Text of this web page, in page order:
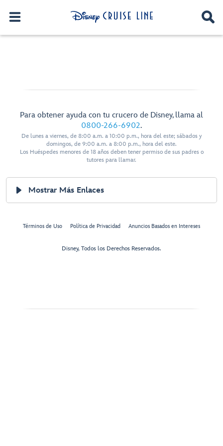
Para obtener ayuda con tu crucero de Disney, llama al
0800-266-6902.
De lunes a viernes, de 8:00 a.m. a 10:00 p.m., hora del este; sábados y
domingos, de 9:00 a.m. a 8:00 p.m., hora del este.
Los Huéspedes menores de 18 años deben tener permiso de sus padres o
tutores para llamar.
Mostrar Más Enlaces
Términos de Uso Política de Privacidad Anuncios Basados en Intereses
Disney, Todos los Derechos Reservados.